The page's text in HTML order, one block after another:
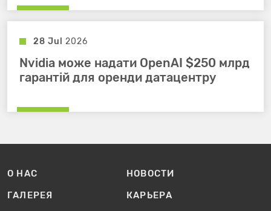
28 Jul 2026
Nvidia може надати OpenAI $250 млрд
гарантій для оренди датацентру
О НАС
НОВОСТИ
ГАЛЕРЕЯ
КАРЬЕРА